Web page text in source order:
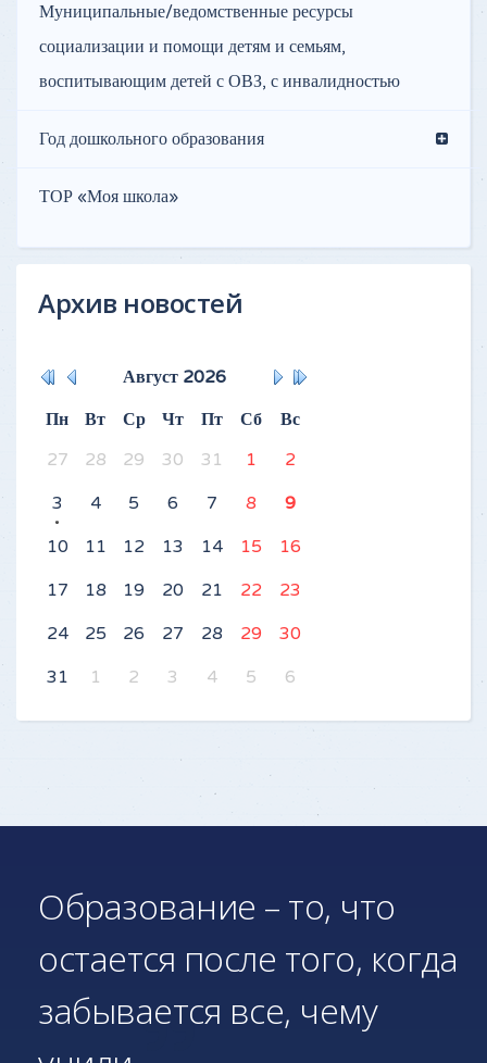
Муниципальные/ведомственные ресурсы
социализации и помощи детям и семьям,
воспитывающим детей с ОВЗ, с инвалидностью
Год дошкольного образования
ТОР «Моя школа»
Архив новостей
Август 2026
Пн
Вт Ср Чт Пт Сб
Вс
27
28 29 30 31 1
2
3
4 5 6 7 8
9
10
11 12 13 14 15
16
17
18 19 20 21 22
23
24
25 26 27 28 29
30
31
1 2 3 4 5 6
Образование – то, что
остается после того, когда
забывается все, чему